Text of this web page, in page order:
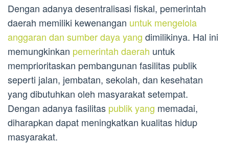
Dengan adanya desentralisasi fiskal, pemerintah
daerah memiliki kewenangan untuk mengelola
anggaran dan sumber daya yang dimilikinya. Hal ini
memungkinkan pemerintah daerah untuk
memprioritaskan pembangunan fasilitas publik
seperti jalan, jembatan, sekolah, dan kesehatan
yang dibutuhkan oleh masyarakat setempat.
Dengan adanya fasilitas publik yang memadai,
diharapkan dapat meningkatkan kualitas hidup
masyarakat.